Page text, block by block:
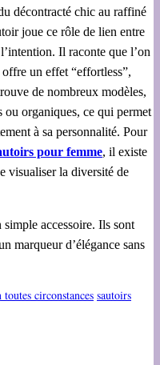
décontracté chic au raffiné
joue ce rôle de lien entre
Il raconte que l’on
un effet “effortless”,
de nombreux modèles,
ou organiques, ce qui permet
à sa personnalité. Pour
pour femme, il existe
visualiser la diversité de
accessoire. Ils sont
marqueur d’élégance sans
toutes circonstances sautoirs